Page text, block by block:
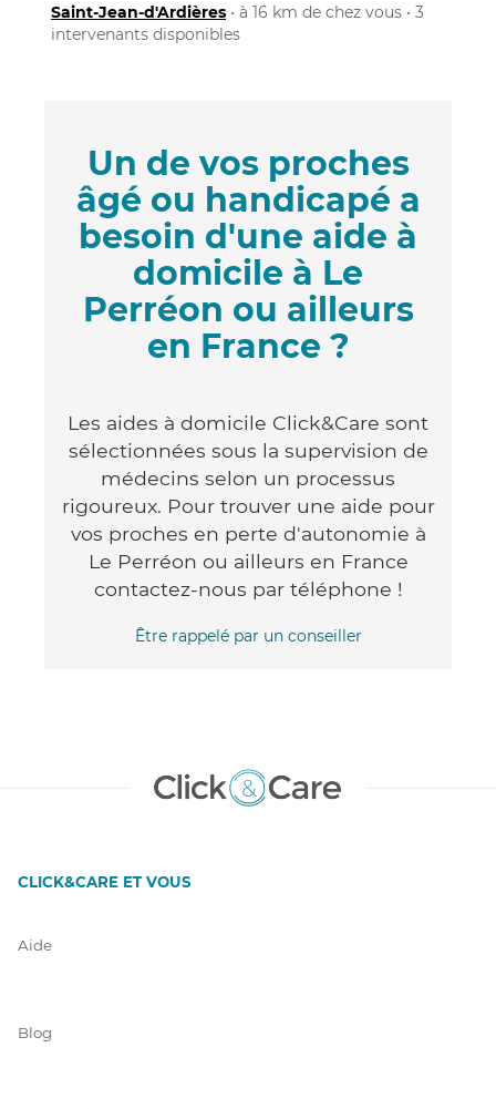
Saint-Jean-d'Ardières • à 16 km de chez vous • 3
intervenants disponibles
Un de vos proches
âgé ou handicapé a
besoin d'une aide à
domicile à Le
Perréon ou ailleurs
en France ?
Les aides à domicile Click&Care sont
sélectionnées sous la supervision de
médecins selon un processus
rigoureux. Pour trouver une aide pour
vos proches en perte d'autonomie à
Le Perréon ou ailleurs en France
contactez-nous par téléphone !
Être rappelé par un conseiller
CLICK&CARE ET VOUS
Aide
Blog